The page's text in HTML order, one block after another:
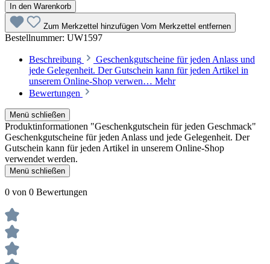
In den Warenkorb
Zum Merkzettel hinzufügen Vom Merkzettel entfernen
Bestellnummer: UW1597
Beschreibung
Geschenkgutscheine für jeden Anlass und
jede Gelegenheit. Der Gutschein kann für jeden Artikel in
unserem Online-Shop verwen… Mehr
Bewertungen
Menü schließen
Produktinformationen "Geschenkgutschein für jeden Geschmack"
Geschenkgutscheine für jeden Anlass und jede Gelegenheit. Der
Gutschein kann für jeden Artikel in unserem Online-Shop
verwendet werden.
Menü schließen
0 von 0 Bewertungen